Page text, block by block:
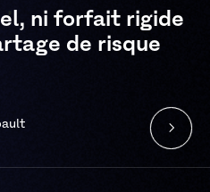
ni forfait rigide
de risque